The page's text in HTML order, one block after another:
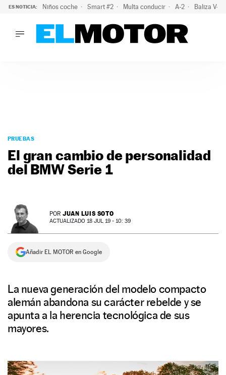
ES NOTICIA: Niños coche Smart #2 Multa conducir A-2 Baliza V-
PODCAST
MOTOS
TECNOLOGÍA
PREMIOS
SERVICIOS
PRUEBAS
El gran cambio de personalidad
del BMW Serie 1
POR JUAN LUIS SOTO
ACTUALIZADO 18 JUL 19 - 10: 39
Añadir EL MOTOR en Google
La nueva generación del modelo compacto
alemán abandona su carácter rebelde y se
apunta a la herencia tecnológica de sus
mayores.